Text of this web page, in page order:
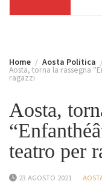
Home Aosta Politica
Aosta, torna la rassegna
ragazzi
Aosta,
teatro per
23 AGOSTO 2021